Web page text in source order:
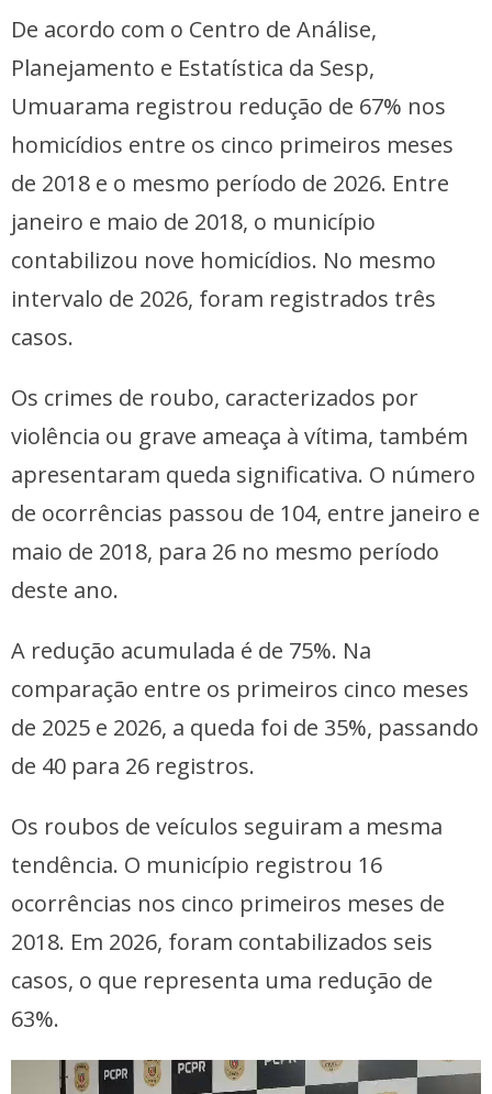
De acordo com o Centro de Análise,
Planejamento e Estatística da Sesp,
Umuarama registrou redução de 67% nos
homicídios entre os cinco primeiros meses
de 2018 e o mesmo período de 2026. Entre
janeiro e maio de 2018, o município
contabilizou nove homicídios. No mesmo
intervalo de 2026, foram registrados três
casos.
Os crimes de roubo, caracterizados por
violência ou grave ameaça à vítima, também
apresentaram queda significativa. O número
de ocorrências passou de 104, entre janeiro e
maio de 2018, para 26 no mesmo período
deste ano.
A redução acumulada é de 75%. Na
comparação entre os primeiros cinco meses
de 2025 e 2026, a queda foi de 35%, passando
de 40 para 26 registros.
Os roubos de veículos seguiram a mesma
tendência. O município registrou 16
ocorrências nos cinco primeiros meses de
2018. Em 2026, foram contabilizados seis
casos, o que representa uma redução de
63%.